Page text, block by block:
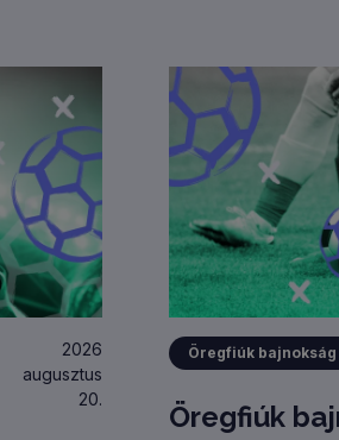
2026
augusztus
20.
Öregfiúk bajnokság
Öregfiúk